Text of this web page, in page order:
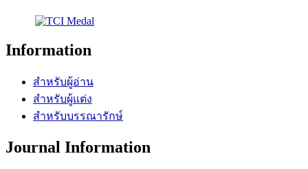
Information
สำหรับผู้อ่าน
สำหรับผู้แต่ง
สำหรับบรรณารักษ์
Journal Information